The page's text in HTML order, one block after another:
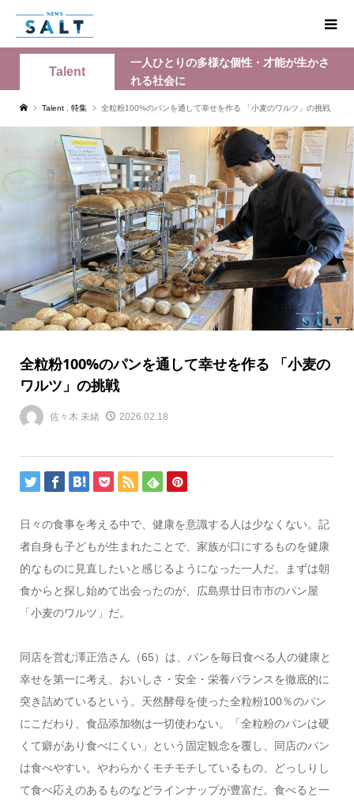
Talent
一人ひとりの多様な個性・才能が生かさ
れる社会に
Talent 特集 全粒粉100%のパンを通して幸せを作る 「小麦のワルツ」の挑戦
全粒粉100%のパンを通して幸せを作る 「小麦の
ワルツ」の挑戦
佐々木 未緒 2026.02.18
日々の食事を考える中で、健康を意識する人は少なくない。記
者自身も子どもが生まれたことで、家族が口にするものを健康
的なものに見直したいと感じるようになった一人だ。まずは朝
食からと探し始めて出会ったのが、広島県廿日市市のパン屋
「小麦のワルツ」だ。
同店を営む澤正浩さん（65）は、パンを毎日食べる人の健康と
幸せを第一に考え、おいしさ・安全・栄養バランスを徹底的に
突き詰めているという。天然酵母を使った全粒粉100％のパン
にこだわり、食品添加物は一切使わない。「全粒粉のパンは硬
くて癖があり食べにくい」という固定観念を覆し、同店のパン
は食べやすい。やわらかくモチモチしているもの、どっしりし
て食べ応えのあるものなどラインナップが豊富だ。食べると一